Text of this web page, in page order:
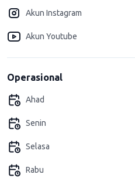
Akun Instagram
Akun Youtube
Operasional
Ahad
Senin
Selasa
Rabu